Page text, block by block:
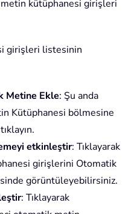
kütüphanesi girişleri
girişleri listesinin
Metine Ekle: Şu anda
Kütüphanesi bölmesine
etkinleştir: Tıklayarak
girişlerini Otomatik
görüntüleyebilirsiniz.
: Tıklayarak